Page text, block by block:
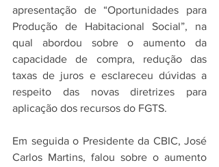
apresentação de “Oportunidades para
Produção de Habitacional Social”, na
qual abordou sobre o aumento da
capacidade de compra, redução das
taxas de juros e esclareceu dúvidas a
respeito das novas diretrizes para
aplicação dos recursos do FGTS.
Em seguida o Presidente da CBIC, José
Carlos Martins, falou sobre o aumento